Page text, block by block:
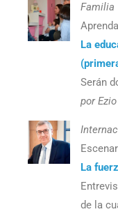
Familia
La
Serán
por
La
de la